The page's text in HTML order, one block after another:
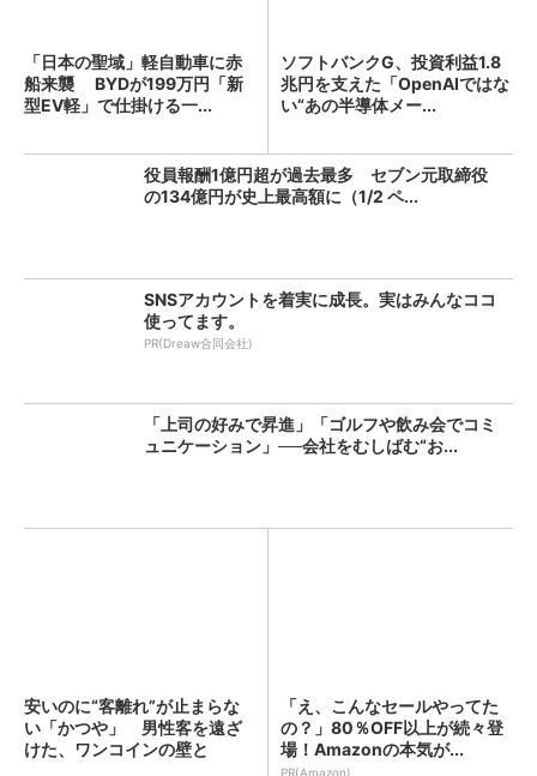
「日本の聖域」軽自動車に赤
船来襲 BYDが199万円「新
型EV軽」で仕掛ける一...
ソフトバンクG、投資利益1.8
兆円を支えた「OpenAIではな
い“あの半導体メー...
役員報酬1億円超が過去最多 セブン元取締役
の134億円が史上最高額に（1/2 ペ...
SNSアカウントを着実に成長。実はみんなココ
使ってます。
PR(Dreaw合同会社)
「上司の好みで昇進」「ゴルフや飲み会でコミ
ュニケーション」──会社をむしばむ“お...
安いのに“客離れ”が止まらな
い「かつや」 男性客を遠ざ
けた、ワンコインの壁と
「え、こんなセールやってた
の？」80％OFF以上が続々登
場！Amazonの本気が...
PR(Amazon)